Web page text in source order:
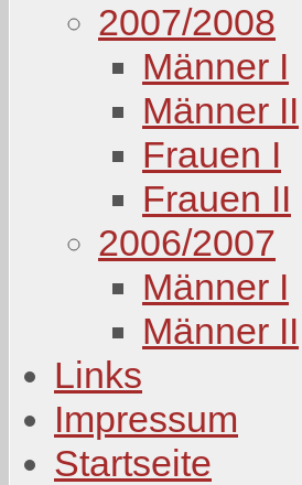
2007/2008
Männer I
Männer II
Frauen I
Frauen II
2006/2007
Männer I
Männer II
Links
Impressum
Startseite